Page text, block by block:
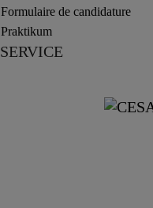
Formulaire de candidature
Praktikum
SERVICE